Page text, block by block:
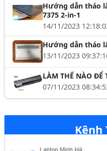
Hướng dẫn tháo
7375 2-in-1
14/11/2023
Hướng dẫn tháo
13/11/2023
LÀM THẾ NÀO ĐỂ
07/11/2023
Kênh